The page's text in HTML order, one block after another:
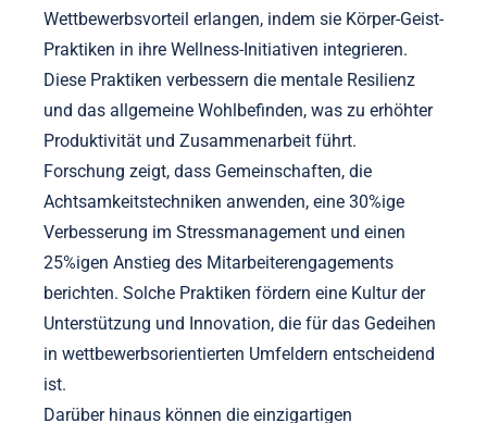
Wettbewerbsvorteil erlangen, indem sie Körper-Geist-
Praktiken in ihre Wellness-Initiativen integrieren.
Diese Praktiken verbessern die mentale Resilienz
und das allgemeine Wohlbefinden, was zu erhöhter
Produktivität und Zusammenarbeit führt.
Forschung zeigt, dass Gemeinschaften, die
Achtsamkeitstechniken anwenden, eine 30%ige
Verbesserung im Stressmanagement und einen
25%igen Anstieg des Mitarbeiterengagements
berichten. Solche Praktiken fördern eine Kultur der
Unterstützung und Innovation, die für das Gedeihen
in wettbewerbsorientierten Umfeldern entscheidend
ist.
Darüber hinaus können die einzigartigen